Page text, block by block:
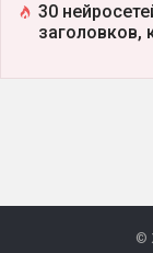
30
заголовков,
©